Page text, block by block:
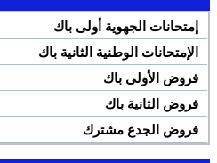
إمتحانات الجهوية أولى باك
الإمتحانات الوطنية الثانية باك
فروض الأولى باك
فروض الثانية باك
فروض الجدع مشترك